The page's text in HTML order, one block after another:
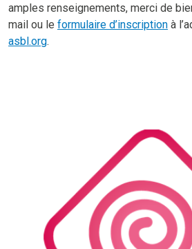
amples renseignements, merci de
mail ou le formulaire d’inscription à
asbl.org.